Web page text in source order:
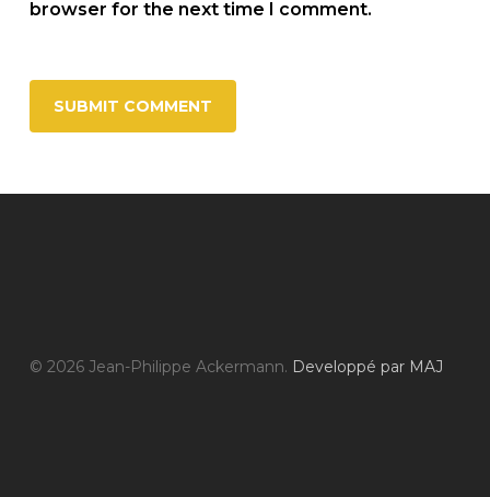
browser for the next time I comment.
© 2026 Jean-Philippe Ackermann. Developpé par MAJ